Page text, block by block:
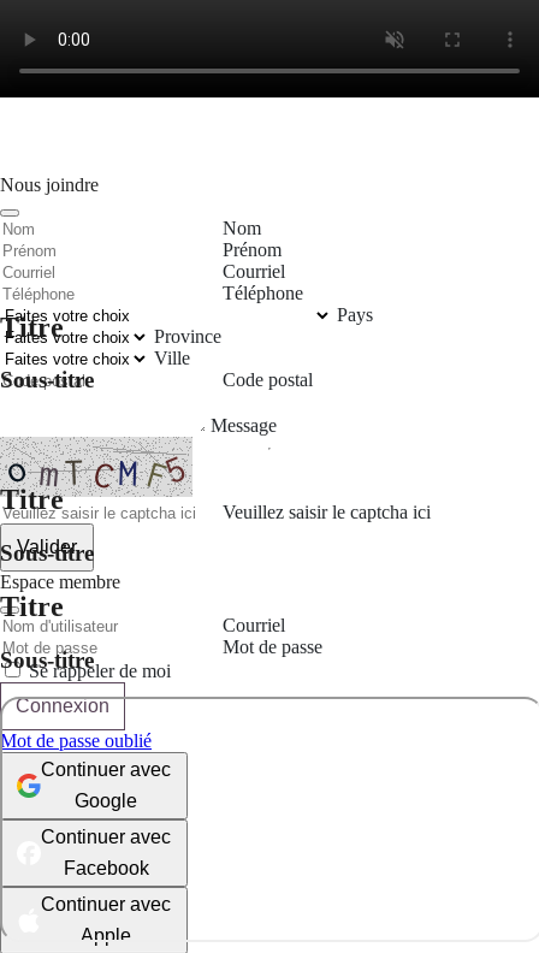
Titre
Sous-titre
Titre
Sous-titre
Titre
Sous-titre
Nous joindre
Nom
Prénom
Courriel
Téléphone
Pays
Province
Ville
Code postal
Message
Veuillez saisir le captcha ici
Valider
Espace membre
Courriel
Mot de passe
Se rappeler de moi
Connexion
Mot de passe oublié
Continuer avec
Google
Continuer avec
Facebook
Continuer avec
Apple